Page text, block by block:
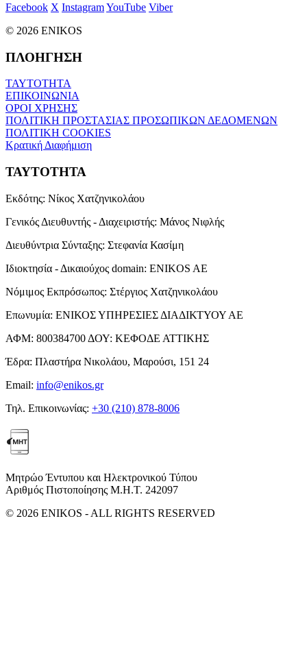
Facebook X InstagramYouTube Viber
© 2026 ENIKOS
ΠΛΟΗΓΗΣΗ
ΤΑΥΤΟΤΗΤΑ
ΕΠΙΚΟΙΝΩΝΙΑ
ΟΡΟΙ ΧΡΗΣΗΣ
ΠΟΛΙΤΙΚΗ ΠΡΟΣΤΑΣΙΑΣ ΠΡΟΣΩΠΙΚΩΝ ΔΕΔΟΜΕΝΩΝ
ΠΟΛΙΤΙΚΗ COOKIES
Κρατική Διαφήμιση
ΤΑΥΤΟΤΗΤΑ
Εκδότης: Νίκος Χατζηνικολάου
Γενικός Διευθυντής - Διαχειριστής: Μάνος Νιφλής
Διευθύντρια Σύνταξης: Στεφανία Κασίμη
Ιδιοκτησία - Δικαιούχος domain: ENIKOS AE
Νόμιμος Εκπρόσωπος: Στέργιος Χατζηνικολάου
Επωνυμία: ΕΝΙΚΟΣ ΥΠΗΡΕΣΙΕΣ ΔΙΑΔΙΚΤΥΟΥ ΑΕ
ΑΦΜ: 800384700 ΔΟΥ: ΚΕΦΟΔΕ ΑΤΤΙΚΗΣ
Έδρα: Πλαστήρα Νικολάου, Μαρούσι, 151 24
Email: info@enikos.gr
Τηλ. Επικοινωνίας: +30 (210) 878-8006
Μητρώο Έντυπου και Ηλεκτρονικού Τύπου
Αριθμός Πιστοποίησης Μ.Η.Τ. 242097
© 2026 ENIKOS - ALL RIGHTS RESERVED